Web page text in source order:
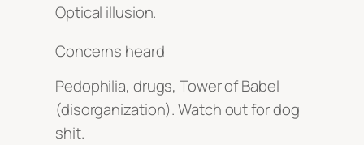
Optical illusion.
Concerns heard
Pedophilia, drugs, Tower of Babel
(disorganization). Watch out for dog
shit.